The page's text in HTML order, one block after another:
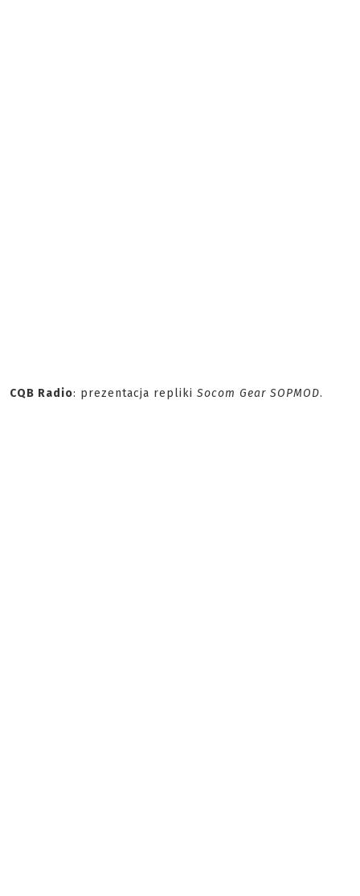
CQB Radio: prezentacja repliki Socom Gear SOPMOD.